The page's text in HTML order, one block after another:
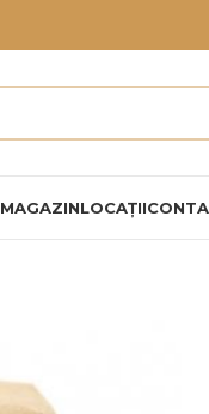
MAGAZINLOCAȚII